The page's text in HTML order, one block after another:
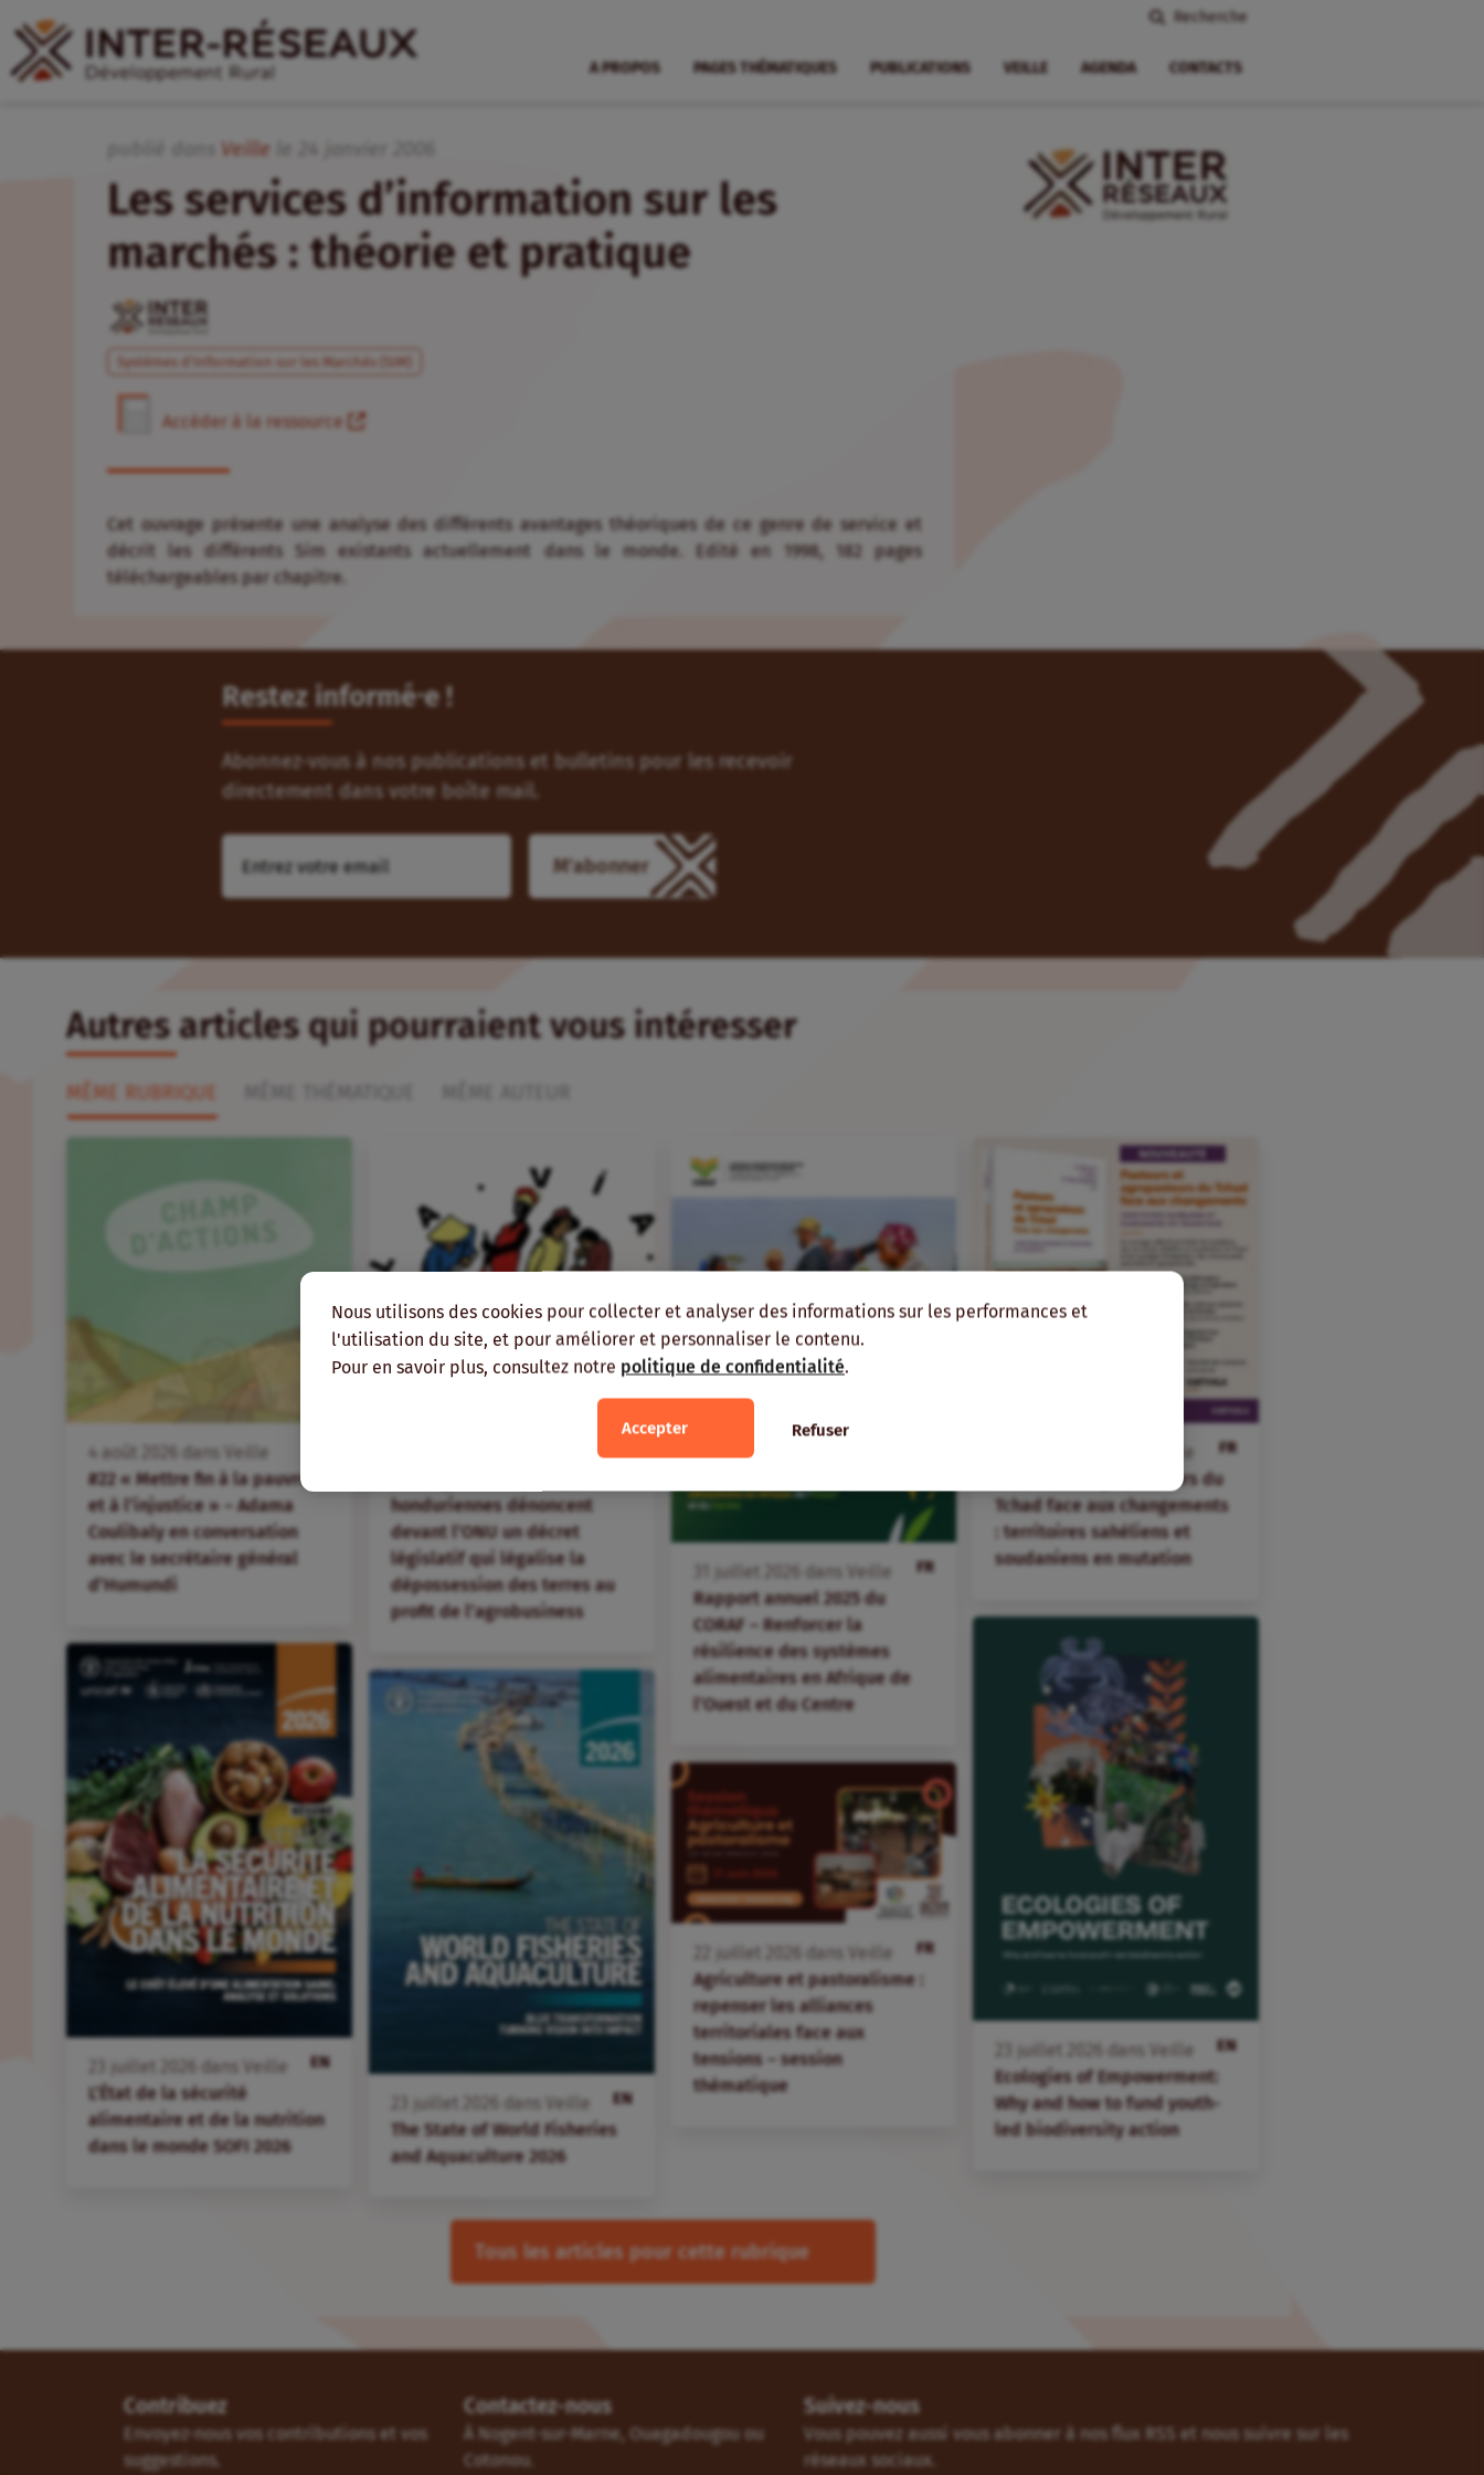
Nous utilisons des cookies pour collecter et analyser des informations sur les performances et
l'utilisation du site, et pour améliorer et personnaliser le contenu.
Pour en savoir plus, consultez notre politique de confidentialité.
Accepter Refuser
Recherche
A PROPOS PAGES THÉMATIQUES PUBLICATIONS VEILLE AGENDA CONTACTS
Veille
Les services d’information sur les
marchés : théorie et pratique
Systèmes d'Information sur les Marchés (SIM)
Accéder à la ressource
Cet ouvrage présente une analyse des différents avantages théoriques de ce genre de service et
décrit les différents Sim existants actuellement dans le monde. Edité en 1998, 182 pages
téléchargeables par chapitre.
Restez informé⸱e !
Abonnez-vous à nos publications et bulletins pour les recevoir
directement dans votre boîte mail.
M'abonner
Autres articles qui pourraient vous intéresser
MÊME RUBRIQUE
4 août dans
Veille
#22 « Mettre fin à la pauvreté
et à l’injustice » – Adama
Coulibaly en conversation
avec le secrétaire général
d’Humundi
honduriennes dénoncent
devant l’ONU un décret
législatif qui légalise la
dépossession des terres au
profit de l’agrobusiness
FR
juillet dans
Veille
Rapport annuel 2025 du
CORAF – Renforcer la
résilience des systèmes
alimentaires en Afrique de
l’Ouest et du Centre
FR
Veille
Pasteurs et agropasteurs du
Tchad face aux changements
: territoires sahéliens et
soudaniens en mutation
EN
juillet dans
Veille
Ecologies of Empowerment:
Why and how to fund youth-
led biodiversity action
EN
juillet dans
Veille
L’État de la sécurité
alimentaire et de la nutrition
dans le monde SOFI 2026
EN
juillet dans
Veille
The State of World Fisheries
and Aquaculture 2026
FR
juillet dans Veille
Agriculture et pastoralisme :
repenser les alliances
territoriales face aux
tensions – session
thématique
Tous les articles pour cette rubrique
Contribuez
Envoyez-nous vos contributions et vos
suggestions.
Contactez-nous
À Nogent-sur-Marne, Ouagadougou ou
Cotonou.
Suivez-nous
Vous pouvez aussi vous abonner à nos flux RSS et nous suivre sur les
réseaux sociaux.